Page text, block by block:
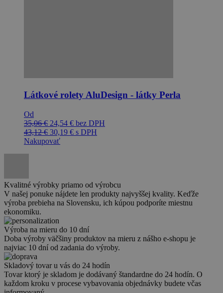
Látkové rolety AluDesign - látky Perla
Od
35,06€ 24,54 € bez DPH
43,12€ 30,19 € s DPH
Nakupovať
Kvalitné výrobky priamo od výrobcu
V našej ponuke nájdete len produkty najvyššej kvality. Keďže
výroba prebieha na Slovensku, ich kúpou podporíte miestnu
ekonomiku.
Výroba na mieru do 10 dní
Doba výroby väčšiny produktov na mieru z nášho e-shopu je
najviac 10 dní od zadania do výroby.
Skladový tovar u vás do 24 hodín
Tovar ktorý je skladom je dodávaný štandardne do 24 hodín. O
každom kroku v procese vybavovania objednávky budete včas